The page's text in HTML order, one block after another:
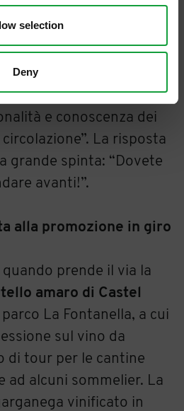
selection
Deny
Fezzardi – è stata
deLa Crepa di Isola
letteralmente portato
realizzati con la ricetta
molto al suo giudizio,
e conoscenza dei
La risposta
grande spinta: “Dovete
avanti!”.
alla promozione in giro
quando prende il via la
amaro di Castel
La Fontanella, a cui
sul vino da
di tour per le cantine
ad alcuni sommelier. La
vinificato in